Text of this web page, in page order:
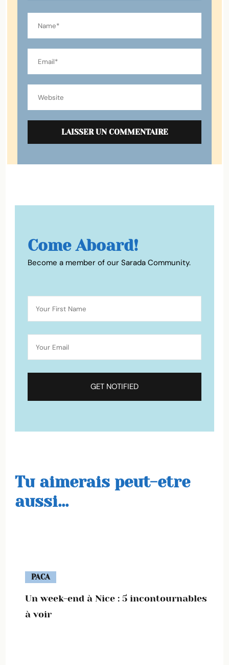
Come Aboard!
Become a member of our Sarada Community.
Tu aimerais peut-etre
aussi...
PACA
Un week-end à Nice : 5 incontournables
à voir